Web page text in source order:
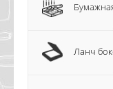
Ланч